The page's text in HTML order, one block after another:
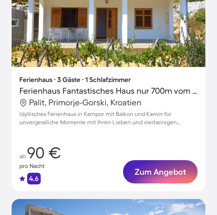
Ferienhaus ∙ 3 Gäste ∙ 1 Schlafzimmer
Ferienhaus Fantastisches Haus nur 700m vom Strand entfernt
Palit, Primorje-Gorski, Kroatien
Idyllisches Ferienhaus in Kampor mit Balkon und Kamin für
unvergessliche Momente mit Ihren Lieben und vierbeinigen
ab 90 €
pro Nacht
4.6
Zum Angebot